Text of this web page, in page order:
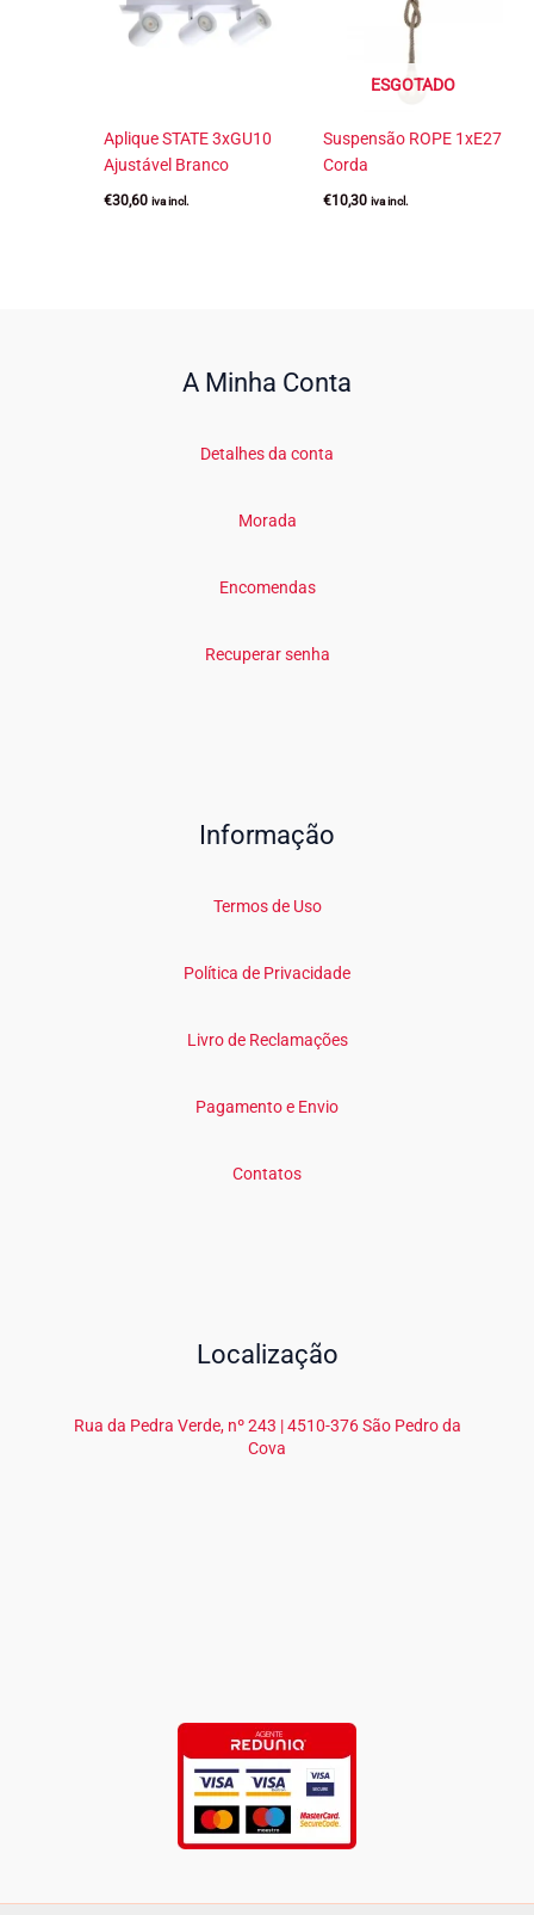
Aplique STATE 3xGU10
Ajustável Branco
€30,60 iva incl.
ESGOTADO
Suspensão ROPE 1xE27
Corda
€10,30 iva incl.
A Minha Conta
Detalhes da conta
Morada
Encomendas
Recuperar senha
Informação
Termos de Uso
Política de Privacidade
Livro de Reclamações
Pagamento e Envio
Contatos
Localização
Rua da Pedra Verde, nº 243 | 4510-376 São Pedro da
Cova